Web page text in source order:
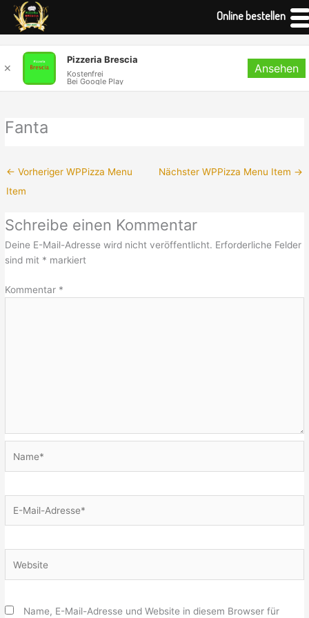
Inhalt
springen
Fanta
← Vorheriger WPPizza Menu
Item
Nächster WPPizza Menu Item →
Schreibe einen Kommentar
Deine E-Mail-Adresse wird nicht veröffentlicht. Erforderliche Felder
sind mit * markiert
Kommentar *
Mail-
Name, E-Mail-Adresse und Website in diesem Browser für
Online bestellen
✕
Pizzeria Brescia
Kostenfrei
Bei Google Play
Ansehen